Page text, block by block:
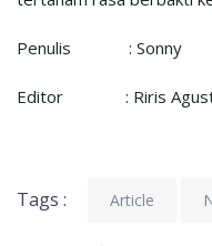
Penulis : Sonny
Editor : Riris
Tags : Article